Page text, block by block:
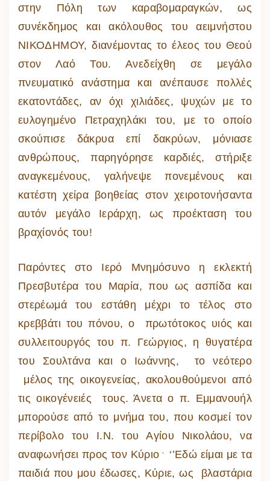
στην Πόλη των καραβομαραγκών, ως
συνέκδημος και ακόλουθος του αειμνήστου
ΝΙΚΟΔΗΜΟΥ, διανέμοντας το έλεος του Θεού
στον Λαό Του. Ανεδείχθη σε μεγάλο
πνευματικό ανάστημα και ανέπαυσε πολλές
εκατοντάδες, αν όχι χιλιάδες, ψυχών με το
ευλογημένο Πετραχηλάκι του, με το οποίο
σκούπισε δάκρυα επί δακρύων, μόνιασε
ανθρώπους, παρηγόρησε καρδιές, στήριξε
αναγκεμένους, γαλήνεψε πονεμένους και
κατέστη χείρα βοηθείας στον χειροτονήσαντα
αυτόν μεγάλο Ιεράρχη, ως προέκταση του
βραχίονός του!
Παρόντες στο Ιερό Μνημόσυνο η εκλεκτή
Πρεσβυτέρα του Μαρία, που ως ασπίδα και
στερέωμά του εστάθη μέχρι το τέλος στο
κρεββάτι του πόνου, ο πρωτότοκος υιός και
συλλειτουργός του π. Γεώργιος, η θυγατέρα
του Σουλτάνα και ο Ιωάννης, το νεότερο
μέλος της οικογενείας, ακολουθούμενοι από
τις οικογένειές τους. Άνετα ο π. Εμμανουήλ
μπορούσε από το μνήμα του, που κοσμεί τον
περίβολο του Ι.Ν. του Αγίου Νικολάου, να
αναφωνήσει προς τον Κύριο﮲ ‘’Εδώ είμαι με τα
παιδιά που μου έδωσες, Κύριε, ως βλαστάρια